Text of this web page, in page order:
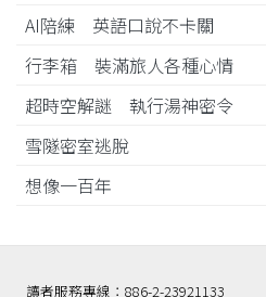
AI陪練 英語口說不卡關
行李箱 裝滿旅人各種心情
超時空解謎 執行湯神密令
雪隧密室逃脫
想像一百年
讀者服務專線：886-2-23921133